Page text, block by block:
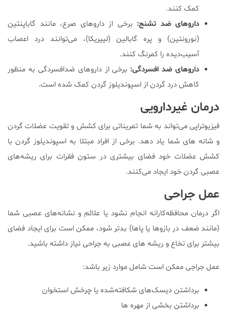
کمک کنند.
داروهای ضد تشنج: برخی از داروهای صرع، مانند گاباپنتین
(نورونتین) و پره گابالین (لییریکا)، می‌توانند درد اعصاب
آسیب‌دیده را کمرنگ کنند.
داروهای ضد افسردگی: برخی از داروهای ضدافسردگی به منظور
کاهش درد گردن از اسپوندیلوز گردن کمک شده است.
درمان غیردارویی
فیزیوتراپی می‌تواند به شما تمریناتی برای کشش و تقویت عضلات گردن
و شانه های شما یاد دهد. برخی از افراد مبتلا به اسپوندیلوز گردن با
کشش عضلات خود فضای بیشتری در ستون فقرات برای ریشه‌های
عصبی گردن خود ایجاد می‌کنند.
عمل جراحی
اگر درمان محافظه‌کارانه انجام نشود یا علائم و نشانه‌های عصبی شما
(مانند ضعف در بازوها یا پاها) بدتر شود، ممکن است برای ایجاد فضای
بیشتر برای نخاع و ریشه های عصبی به جراحی نیاز داشته باشید.
عمل جراجی ممکن است شامل موارد زیر باشد:
برداشتن دیسک‌های شکافته‌شده یا چرخش استخوان
برداشتن بخشی از مهره ها